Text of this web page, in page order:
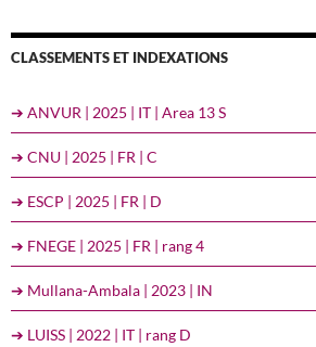
CLASSEMENTS ET INDEXATIONS
➔ ANVUR | 2025 | IT | Area 13 S
➔ CNU | 2025 | FR | C
➔ ESCP | 2025 | FR | D
➔ FNEGE | 2025 | FR | rang 4
➔ Mullana-Ambala | 2023 | IN
➔ LUISS | 2022 | IT | rang D